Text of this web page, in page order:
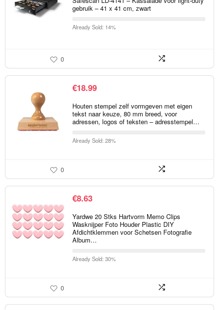
gebruik – 41 x 41 cm, zwart
Already Sold: 14%
0
€18.99
Houten stempel zelf vormgeven met eigen
tekst naar keuze, 80 mm breed, voor
adressen, logos of teksten – adresstempel…
Already Sold: 28%
0
€8.63
Yardwe 20 Stks Hartvorm Memo Clips
Wasknijper Foto Houder Plastic DIY
Afdichtklemmen voor Schetsen Fotografie
Album…
Already Sold: 30%
0